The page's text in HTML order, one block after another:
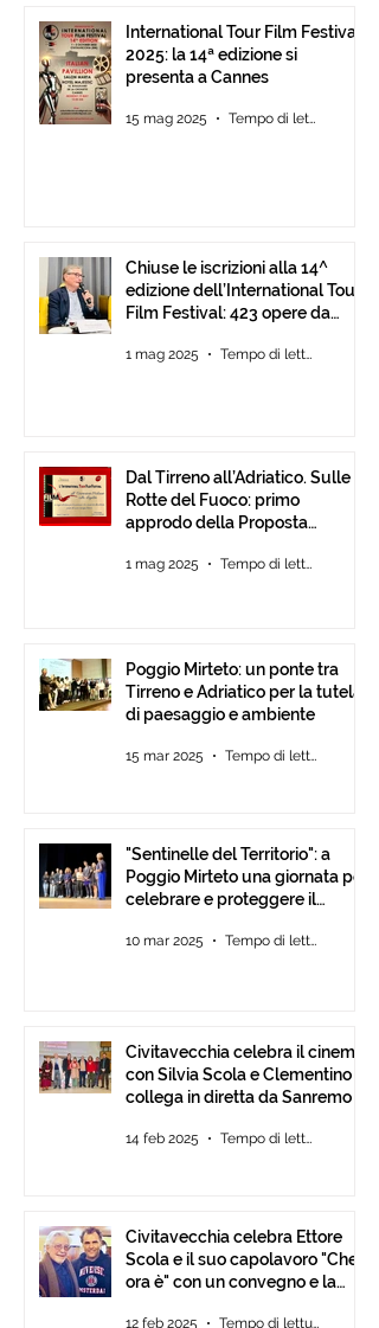
International Tour Film Festival
2025: la 14ª edizione si
presenta a Cannes
15 mag 2025 Tempo di lettura: 2 min
Chiuse le iscrizioni alla 14^
edizione dell’International Tour
Film Festival: 423 opere da
1 mag 2025 Tempo di lettura: 1 min
Dal Tirreno all’Adriatico. Sulle
Rotte del Fuoco: primo
approdo della Proposta
1 mag 2025 Tempo di lettura: 3 min
Poggio Mirteto: un ponte tra
Tirreno e Adriatico per la tutela
di paesaggio e ambiente
15 mar 2025 Tempo di lettura: 2 min
"Sentinelle del Territorio": a
Poggio Mirteto una giornata per
celebrare e proteggere il
Tour Film Fest 2025.
10 mar 2025 Tempo di lettura: 2 min
Civitavecchia celebra il cinema
con Silvia Scola e Clementino si
collega in diretta da Sanremo
14 feb 2025 Tempo di lettura: 2 min
Civitavecchia celebra Ettore
Scola e il suo capolavoro "Che
ora è" con un convegno e la
12 feb 2025 Tempo di lettura: 2 min